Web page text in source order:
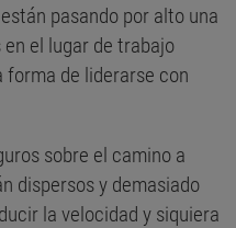
pasando por alto una
el lugar de trabajo
forma de liderarse con
sobre el camino a
dispersos y demasiado
la velocidad y siquiera